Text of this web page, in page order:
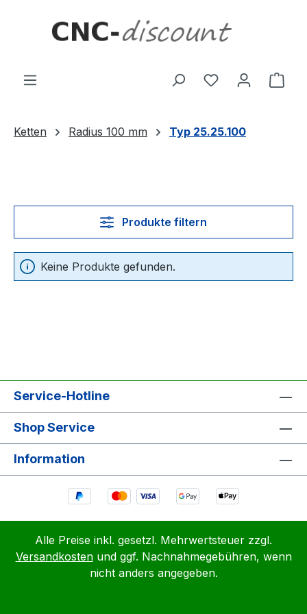
Ketten Radius 100 mm Typ 25.25.100
Produkte filtern
Keine Produkte gefunden.
Service-Hotline
Shop Service
Information
Alle Preise inkl. gesetzl. Mehrwertsteuer zzgl.
Versandkostenund ggf. Nachnahmegebühren, wenn
nicht anders angegeben.